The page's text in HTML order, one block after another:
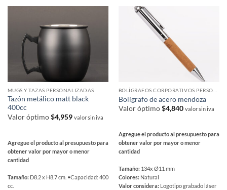
MUGS Y TAZAS PERSONALIZADAS
Tazón metálico matt black
400cc
Valor óptimo$4,959 valor sin iva
Agregue el producto al presupuesto para
obtener valor por mayor o menor
cantidad
Tamaño: D8.2 x H8.7 cm. •Capacidad: 400
cc.
BOLÍGRAFOS CORPORATIVOS PERSONALIZADOS
Bolígrafo de acero mendoza
Valor óptimo$4,840 valor sin iva
Agregue el producto al presupuesto para
obtener valor por mayor o menor
cantidad
Tamaño: 134x Ø11 mm
Colores: Natural
Valor considera: Logotipo grabado láser